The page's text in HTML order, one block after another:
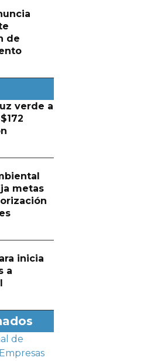
de
verde a
metas
inicia
a
de
Empresas